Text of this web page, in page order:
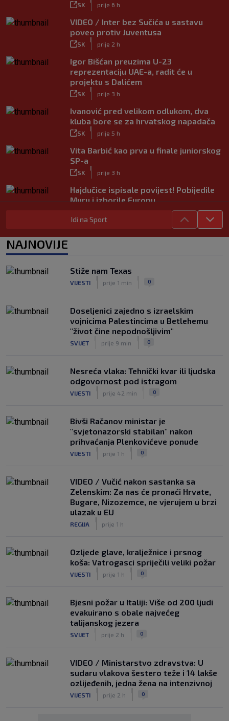
SK prije 6 h
VIDEO / Inter bez Sučića u sastavu
poveo protiv Juventusa
SK prije 2 h
Igor Bišćan preuzima U-23
reprezentaciju UAE-a, radit će u
projektu s Dalićem
SK prije 3 h
Ivanović pred velikom odlukom, dva
kluba bore se za hrvatskog napadača
SK prije 5 h
Vita Barbić kao prva u finale juniorskog
SP-a
SK prije 3 h
Hajdučice ispisale povijest! Pobijedile
Muru i izborile Europu
Liverpool dovodi kapetana Barcelone!
Fabrizio Romano objavio ‘Here we go’
Hajduk želi Selahija, oglasio se igračev
menadžer: ‘Garcia ga dobro poznaje, ali
postoji problem…’
Idi na Sport
NAJNOVIJE
Stiže nam Texas
VIJESTI prije 1 min 0
Doseljenici zajedno s izraelskim
vojnicima Palestincima u Betlehemu
"život čine nepodnošljivim"
SVIJET prije 9 min 0
Nesreća vlaka: Tehnički kvar ili ljudska
odgovornost pod istragom
VIJESTI prije 42 min 0
Bivši Račanov ministar je
"svjetonazorski stabilan" nakon
prihvaćanja Plenkovićeve ponude
VIJESTI prije 1 h 0
VIDEO / Vučić nakon sastanka sa
Zelenskim: Za nas će pronaći Hrvate,
Bugare, Nizozemce, ne vjerujem u brzi
ulazak u EU
REGIJA prije 1 h
Ozljede glave, kralježnice i prsnog
koša: Vatrogasci spriječili veliki požar
VIJESTI prije 1 h 0
Bjesni požar u Italiji: Više od 200 ljudi
evakuirano s obale najvećeg
talijanskog jezera
SVIJET prije 2 h 0
VIDEO / Ministarstvo zdravstva: U
sudaru vlakova šestero teže i 14 lakše
ozlijeđenih, jedna žena na intenzivnoj
VIJESTI prije 2 h 0